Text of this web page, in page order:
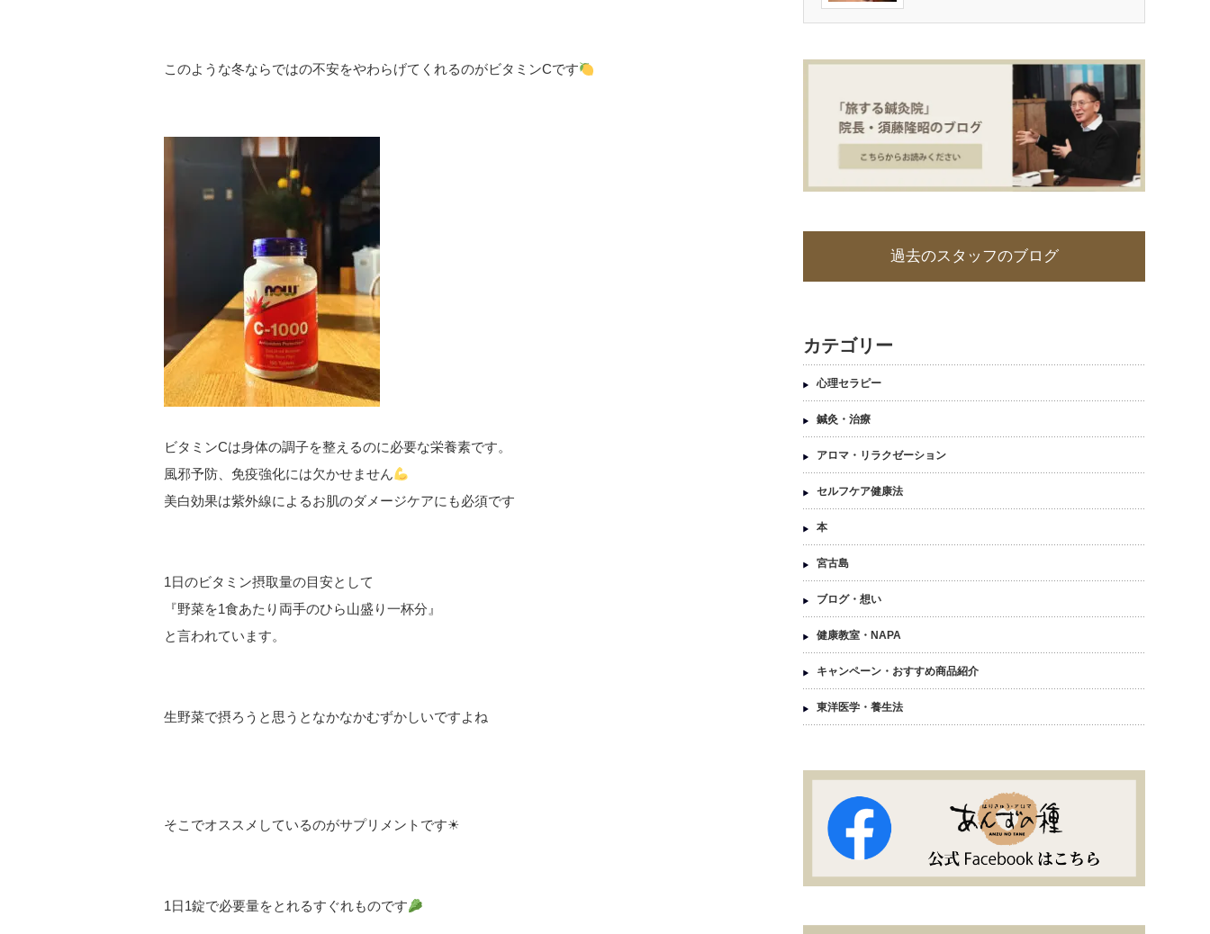
このような冬ならではの不安をやわらげてくれるのがビタミンCです
ビタミンCは身体の調子を整えるのに必要な栄養素です。
風邪予防、免疫強化には欠かせません
⁡美白効果は紫外線によるお肌のダメージケアにも必須です
1日のビタミン摂取量の目安として
『野菜を1食あたり両手のひら山盛り一杯分』
と言われています。
生野菜で摂ろうと思うとなかなかむずかしいですよね
そこでオススメしているのがサプリメントです☀︎
1日1錠で必要量をとれるすぐれものです
過去のスタッフのブログ
カテゴリー
心理セラピー
鍼灸・治療
アロマ・リラクゼーション
セルフケア健康法
本
宮古島
ブログ・想い
健康教室・NAPA
キャンペーン・おすすめ商品紹介
東洋医学・養生法